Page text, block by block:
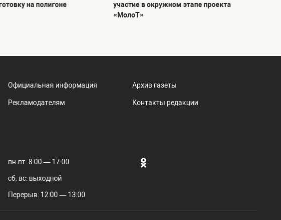
на полигоне
участие в окружном этапе проекта
«МолоТ»
Официальная информация
Рекламодателям
Архив газеты
Контакты редакции
пн-пт: 8:00 — 17:00
сб, вс: выходной
Перерыв: 12:00 — 13:00